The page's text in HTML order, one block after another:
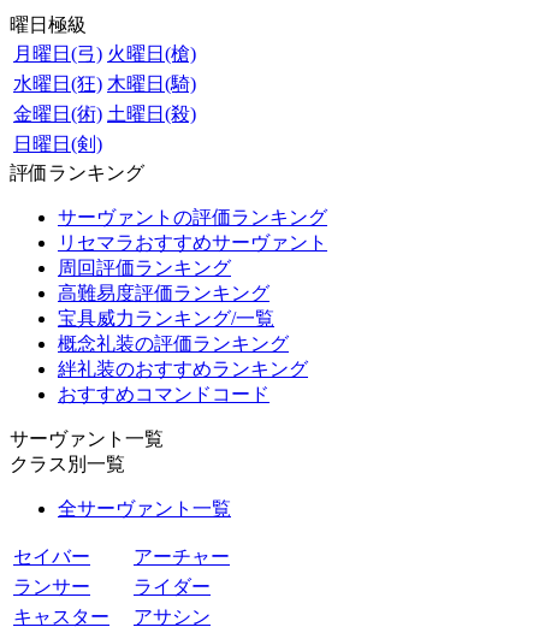
曜日極級
月曜日(弓) 火曜日(槍)
水曜日(狂) 木曜日(騎)
金曜日(術) 土曜日(殺)
日曜日(剣)
評価ランキング
サーヴァントの評価ランキング
リセマラおすすめサーヴァント
周回評価ランキング
高難易度評価ランキング
宝具威力ランキング/一覧
概念礼装の評価ランキング
絆礼装のおすすめランキング
おすすめコマンドコード
サーヴァント一覧
クラス別一覧
全サーヴァント一覧
セイバー
アーチャー
ランサー
ライダー
キャスター
アサシン